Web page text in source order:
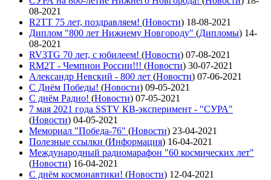
08-2021
R2TT 75 лет, поздравляем! (Новости) 18-08-2021
Диплом "800 лет Нижнему Новгороду" (Дипломы) 14-
08-2021
RV3TG 70 лет, с юбилеем! (Новости) 07-08-2021
RM2T - Чемпион России!!! (Новости) 30-07-2021
Александр Невский - 800 лет (Новости) 07-06-2021
С Днём Победы! (Новости) 09-05-2021
C днём Радио! (Новости) 07-05-2021
7 мая 2021 года SSTV КВ-эксперимент - "СУРА"
(Новости) 04-05-2021
Мемориал "Победа-76" (Новости) 23-04-2021
Полезные ссылки (Информация) 16-04-2021
Международный радиомарафон "60 космических лет"
(Новости) 16-04-2021
С днём космонавтики! (Новости) 12-04-2021